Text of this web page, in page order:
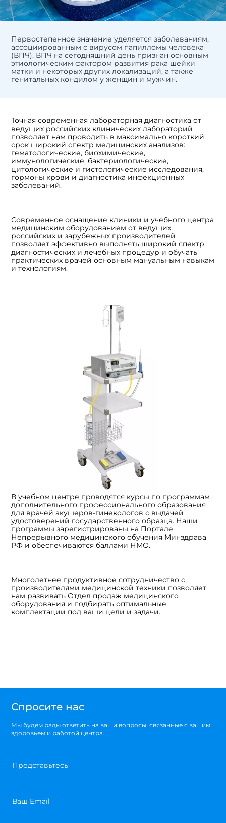
Первостепенное значение уделяется заболеваниям,
ассоциированным с вирусом папилломы человека
(ВПЧ). ВПЧ на сегодняшний день признан основным
этиологическим фактором развития рака шейки
матки и некоторых других локализаций, а также
генитальных кондилом у женщин и мужчин.
Точная современная лабораторная диагностика от
ведущих российских клинических лабораторий
позволяет нам проводить в максимально короткий
срок широкий спектр медицинских анализов:
гематологические, биохимические,
иммунологические, бактериологические,
цитологические и гистологические исследования,
гормоны крови и диагностика инфекционных
заболеваний.
Современное оснащение клиники и учебного центра
медицинским оборудованием от ведущих
российских и зарубежных производителей
позволяет эффективно выполнять широкий спектр
диагностических и лечебных процедур и обучать
практических врачей основным мануальным навыкам
и технологиям.
В учебном центре проводятся курсы по программам
дополнительного профессионального образования
для врачей акушеров-гинекологов с выдачей
удостоверений государственного образца. Наши
программы зарегистрированы на Портале
Непрерывного медицинского обучения Минздрава
РФ и обеспечиваются баллами НМО.
Многолетнее продуктивное сотрудничество с
производителями медицинской техники позволяет
нам развивать Отдел продаж медицинского
оборудования и подбирать оптимальные
комплектации под ваши цели и задачи.
Спросите нас
Мы будем рады ответить на ваши вопросы, связанные с вашим
здоровьем и работой центра.